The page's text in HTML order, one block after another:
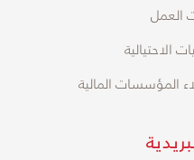
العمل
الاحتيالية
المؤسسات المالية